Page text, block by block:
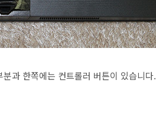
과 한쪽에는 컨트롤러 버튼이 있습니다.